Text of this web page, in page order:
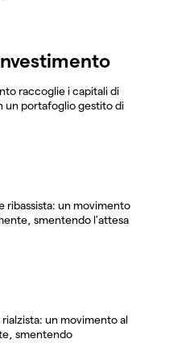
raccoglie i capitali di
un portafoglio gestito di
ribassista: un movimento
smentendo l'attesa
un movimento al
smentendo